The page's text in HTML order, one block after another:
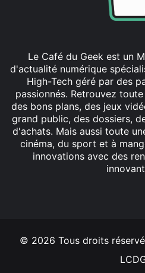
Le Café du Geek est un
d'actualité numérique
High-Tech géré par des
passionnés. Retrouvez
des bons plans, des jeux
grand public, des dossiers,
d'achats. Mais aussi toute
cinéma, du sport et à
innovations avec des
© 2026 Tous droits